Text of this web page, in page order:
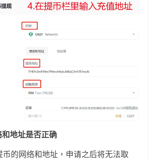
地址是否正确
币的网络和地址，申请之后将无法取